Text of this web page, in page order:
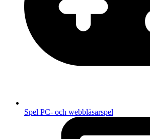
Spel PC- och webbläsarspel